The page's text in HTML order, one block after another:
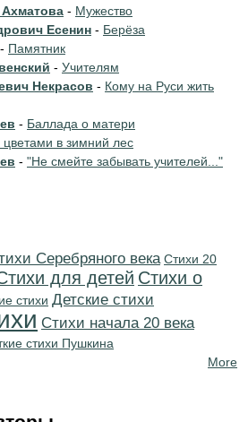
- Мужество
Есенин - Берёза
- Памятник
- Учителям
Некрасов - Кому на Руси жить
- Баллада о матери
цветами в зимний лес
- "Не смейте забывать учителей..."
Серебряного века Стихи 20
для детей Стихи о
стихи Детские стихи
Cтихи начала 20 века
стихи Пушкина
More